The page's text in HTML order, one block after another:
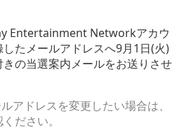
Entertainment Networkアカウ
たメールアドレスへ9月1日(火)
の当選案内メールをお送りさせ
アドレスを変更したい場合は、
ださい。